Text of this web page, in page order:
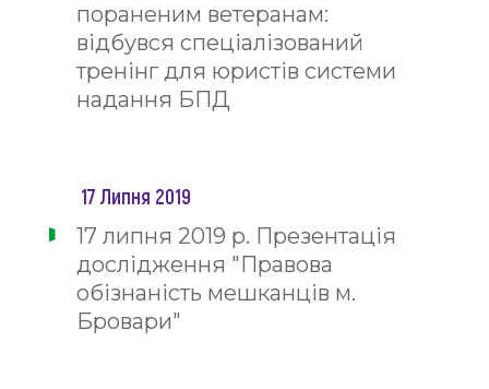
пораненим ветеранам:
відбувся спеціалізований
тренінг для юристів системи
надання БПД
17 Липня 2019
17 липня 2019 р. Презентація
дослідження "Правова
обізнаність мешканців м.
Бровари"